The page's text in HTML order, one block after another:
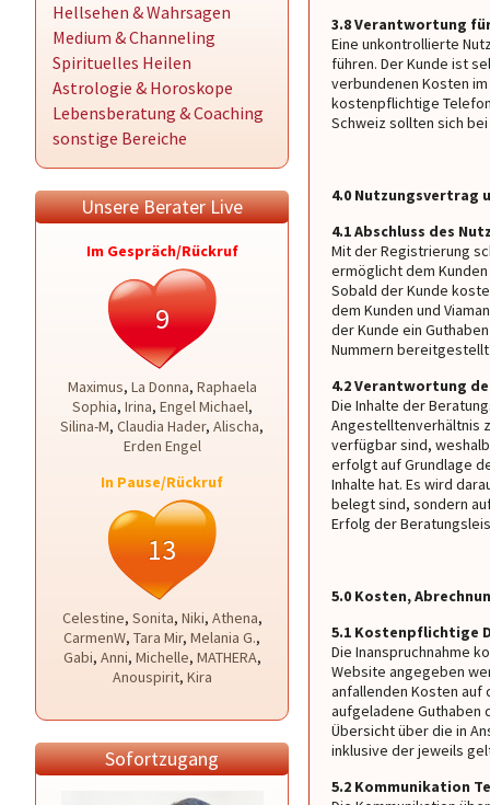
Hellsehen & Wahrsagen
Medium & Channeling
Spirituelles Heilen
Astrologie & Horoskope
Lebensberatung & Coaching
sonstige Bereiche
Unsere Berater Live
Im Gespräch/Rückruf
9
Maximus, La Donna, Raphaela
Sophia, Irina, Engel Michael,
Silina-M, Claudia Hader, Alischa,
Erden Engel
In Pause/Rückruf
13
Celestine, Sonita, Niki, Athena,
CarmenW, Tara Mir, Melania G.,
Gabi, Anni, Michelle, MATHERA,
Anouspirit, Kira
Sofortzugang
3.8 Verantwortung
Eine unkontrollierte
führen. Der Kunde ist
verbundenen Kosten
kostenpflichtige
Schweiz sollten sich
4.0 Nutzungsvertrag
4.1 Abschluss des
Mit der Registrierung
ermöglicht dem
Sobald der Kunde
dem Kunden und
der Kunde ein
Nummern
4.2 Verantwortung
Die Inhalte der
Angestelltenverhältnis
verfügbar sind,
erfolgt auf Grundlage
Inhalte hat. Es wird
belegt sind, sondern
Erfolg der
5.0 Kosten,
5.1 Kostenpflichtige
Die Inanspruchnahme
Website angegeben
anfallenden Kosten
aufgeladene Guthaben
Übersicht über die in
inklusive der jeweils
5.2 Kommunikation